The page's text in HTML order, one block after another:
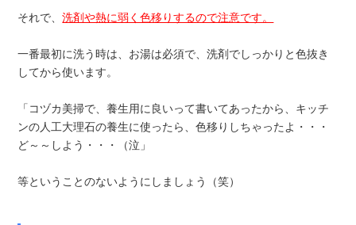
それで、洗剤や熱に弱く色移りするので注意です。
一番最初に洗う時は、お湯は必須で、洗剤でしっかりと色抜き
してから使います。
「コヅカ美掃で、養生用に良いって書いてあったから、キッチ
ンの人工大理石の養生に使ったら、色移りしちゃったよ・・・
ど～～しよう・・・（泣」
等ということのないようにしましょう（笑）